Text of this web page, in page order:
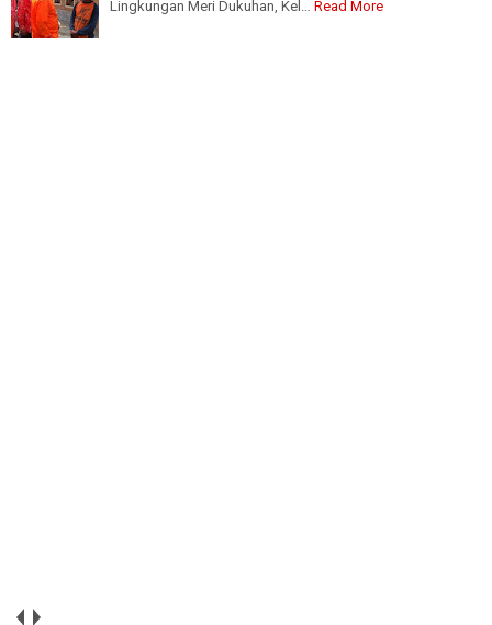
Lingkungan Meri Dukuhan, Kel…
Read More